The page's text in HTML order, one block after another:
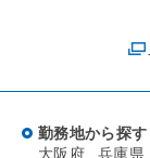
勤務地から探す
大阪府
兵庫県